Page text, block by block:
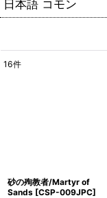
日本語 コモン
16件
砂の殉教者/Martyr of
Sands [CSP-009JPC]